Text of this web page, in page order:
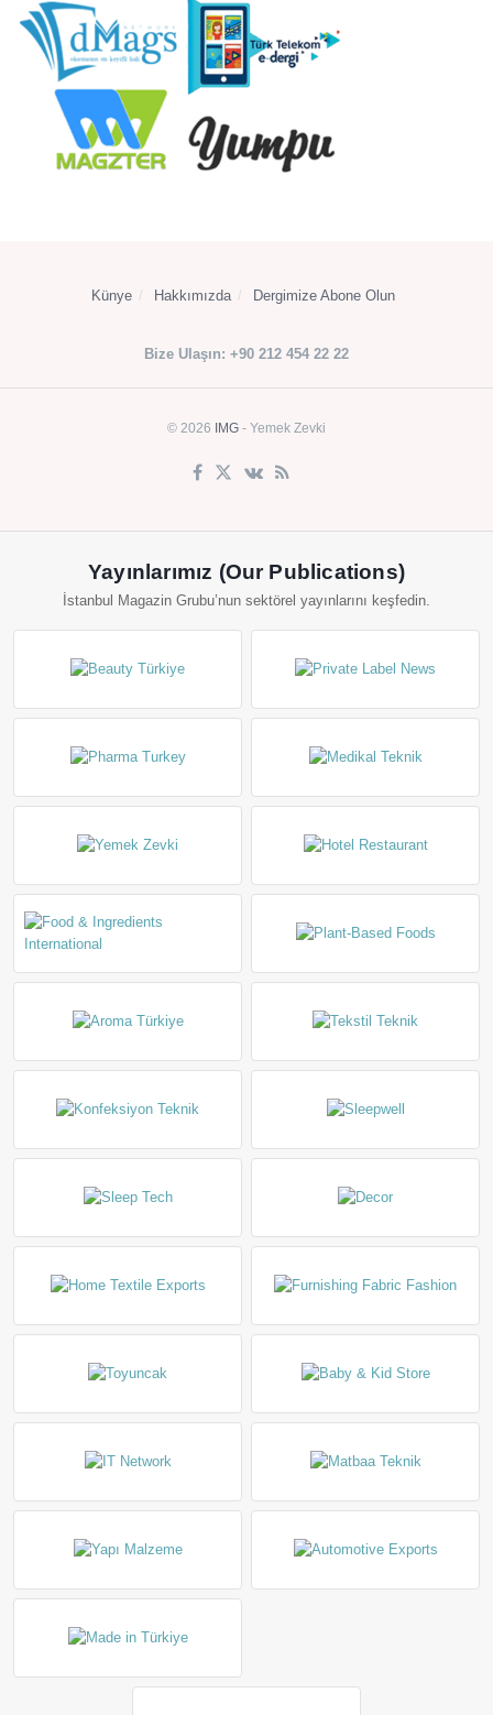
Künye Hakkımızda Dergimize Abone Olun
Bize Ulaşın: +90 212 454 22 22
© 2026 IMG - Yemek Zevki
Yayınlarımız (Our Publications)
İstanbul Magazin Grubu’nun sektörel yayınlarını keşfedin.